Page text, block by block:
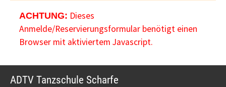
ACHTUNG: Dieses
Anmelde/Reservierungsformular benötigt einen
Browser mit aktiviertem Javascript.
ADTV Tanzschule Scharfe